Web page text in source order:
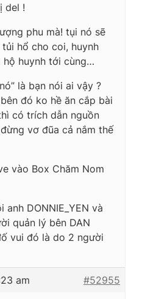
del !
phu mà! tụi nó sẽ
hổ cho coi, huynh
hộ huynh tới cùng…
là bạn nói ai vậy ?
đó ko hề ăn cắp bài
có trích dẫn nguồn
vơ đũa cả nắm thế
vào Box Chăm Nom
DONNIE_YEN và
quản lý bên DAN
vui đó là do 2 người
am #52955